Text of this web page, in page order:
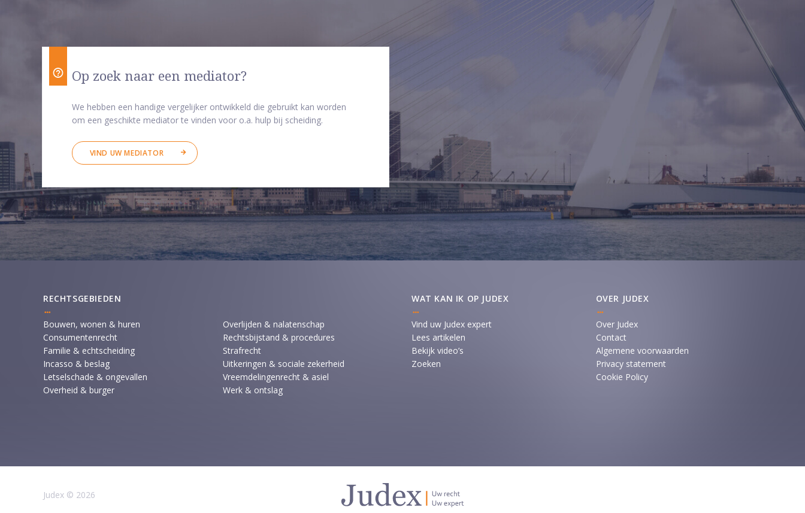
Op zoek naar een mediator?
We hebben een handige vergelijker ontwikkeld die gebruikt kan worden
om een geschikte mediator te vinden voor o.a. hulp bij scheiding.
VIND UW MEDIATOR
RECHTSGEBIEDEN
Bouwen, wonen & huren
Consumentenrecht
Familie & echtscheiding
Incasso & beslag
Letselschade & ongevallen
Overheid & burger
Overlijden & nalatenschap
Rechtsbijstand & procedures
Strafrecht
Uitkeringen & sociale zekerheid
Vreemdelingenrecht & asiel
Werk & ontslag
WAT KAN IK OP JUDEX
Vind uw Judex expert
Lees artikelen
Bekijk video’s
Zoeken
OVER JUDEX
Over Judex
Contact
Algemene voorwaarden
Privacy statement
Cookie Policy
Judex © 2026